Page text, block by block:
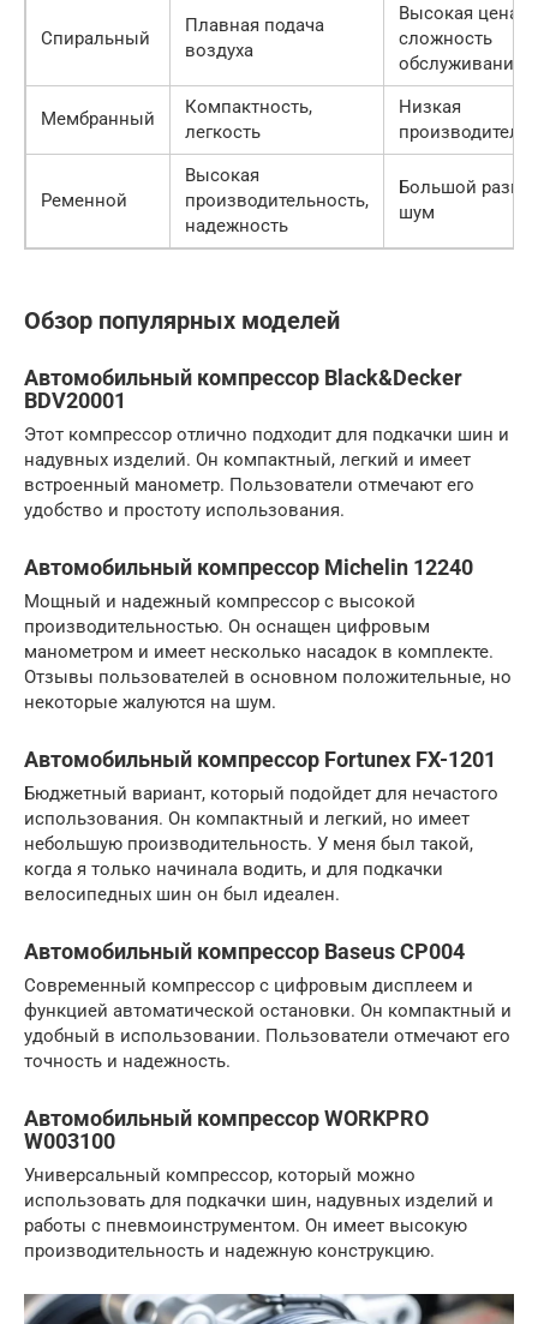
Спиральный
Плавная подача
воздуха
Высокая цена,
сложность
обслуживания
Мембранный
Компактность,
легкость
Низкая
Ременной
Высокая
производительность,
надежность
Большой
шум
Обзор популярных моделей
Автомобильный компрессор Black&Decker
BDV20001
Этот компрессор отлично подходит для подкачки шин и
надувных изделий. Он компактный, легкий и имеет
встроенный манометр. Пользователи отмечают его
удобство и простоту использования.
Автомобильный компрессор Michelin 12240
Мощный и надежный компрессор с высокой
производительностью. Он оснащен цифровым
манометром и имеет несколько насадок в комплекте.
Отзывы пользователей в основном положительные, но
некоторые жалуются на шум.
Автомобильный компрессор Fortunex FX-1201
Бюджетный вариант, который подойдет для нечастого
использования. Он компактный и легкий, но имеет
небольшую производительность. У меня был такой,
когда я только начинала водить, и для подкачки
велосипедных шин он был идеален.
Автомобильный компрессор Baseus CP004
Современный компрессор с цифровым дисплеем и
функцией автоматической остановки. Он компактный и
удобный в использовании. Пользователи отмечают его
точность и надежность.
Автомобильный компрессор WORKPRO
W003100
Универсальный компрессор, который можно
использовать для подкачки шин, надувных изделий и
работы с пневмоинструментом. Он имеет высокую
производительность и надежную конструкцию.